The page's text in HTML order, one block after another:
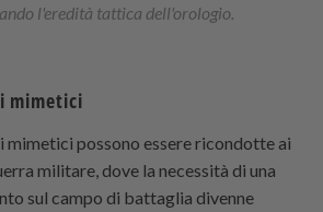
l'eredità tattica dell'orologio.
mimetici
mimetici possono essere ricondotte ai
militare, dove la necessità di una
sul campo di battaglia divenne